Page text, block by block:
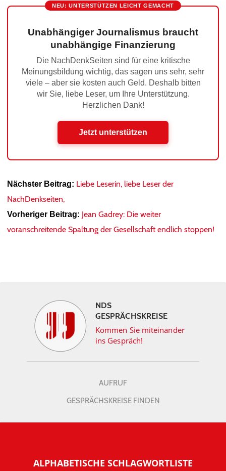
NEU: UNTERSTÜTZEN LEICHT GEMACHT
Unabhängiger Journalismus braucht
unabhängige Finanzierung
Die NachDenkSeiten sind für eine kritische
Meinungsbildung wichtig, das sagen uns sehr, sehr
viele – aber sie kosten auch Geld. Deshalb bitten
wir Sie, liebe Leser, um Ihre Unterstützung.
Herzlichen Dank!
Jetzt unterstützen
Nächster Beitrag: Liebe Leserin, liebe Leser der
NachDenkseiten,
Vorheriger Beitrag: Jean Gadrey: Die weiter
voranschreitende Spaltung der Gesellschaft endlich stoppen!
NDS
GESPRÄCHSKREISE
Kommen Sie miteinander
ins Gespräch!
AUFRUF
GESPRÄCHSKREISE FINDEN
ALPHABETISCHE SCHLAGWORTLISTE